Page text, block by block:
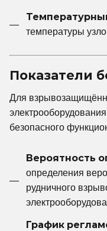
температуры
Показатели
Для
безопасного
Вероятность
определения
рудничного
График